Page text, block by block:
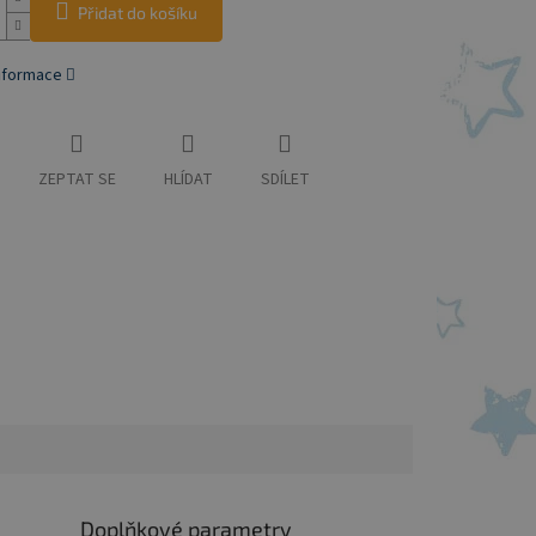
Přidat do košíku
ZEPTAT SE HLÍDAT SDÍLET
Doplňkové parametry